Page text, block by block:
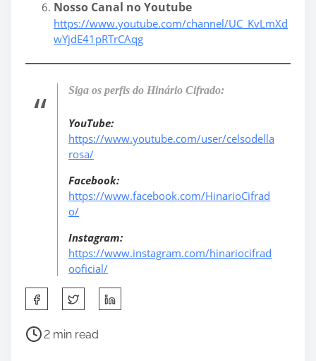
Nosso Canal no Youtube
https://www.youtube.com/channel/UC_KvLmXd
wYjdE41pRTrCAqg
Siga os perfis do Hinário Cifrado:
YouTube:
https://www.youtube.com/user/celsodella
rosa/
Facebook:
https://www.facebook.com/HinarioCifrad
o/
Instagram:
https://www.instagram.com/hinariocifrad
ooficial/
h
a
P
o
2 min read